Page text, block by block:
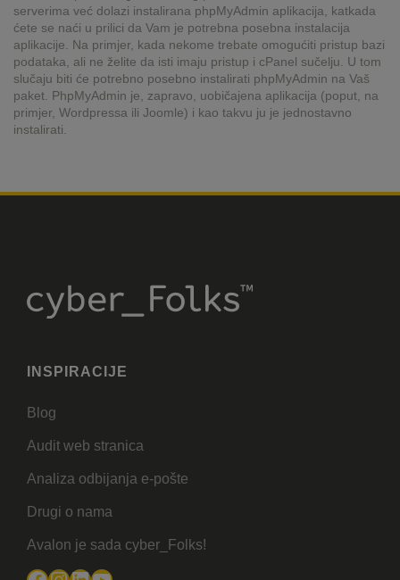
serverima već dolazi instalirana phpMyAdmin aplikacija, katkada
ćete se naći u prilici da Vam je potrebna posebna instalacija
aplikacije. Na primjer, kada nekome trebate omogućiti pristup bazi
podataka, ali ne želite da isti imaju pristup i cPanel sučelju. U tom
slučaju biti će potrebno posebno instalirati phpMyAdmin na Vaš
paket. PhpMyAdmin je, zapravo, uobičajena aplikacija (poput, na
primjer, Wordpressa ili Joomle) i kao takvu ju je jednostavno
instalirati.
INSPIRACIJE
Blog
Audit web stranica
Analiza odbijanja e-pošte
Drugi o nama
Avalon je sada cyber_Folks!